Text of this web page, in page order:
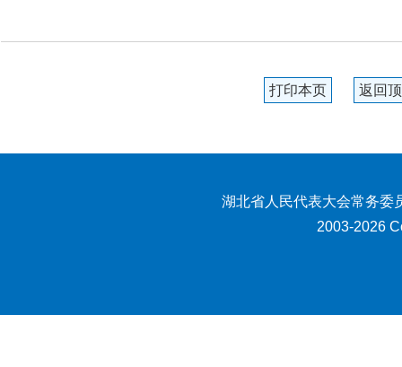
打印本页 返回
湖北省人民代表大会常务委
2003-2026